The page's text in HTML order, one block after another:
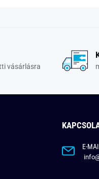
vásárlásra
E-